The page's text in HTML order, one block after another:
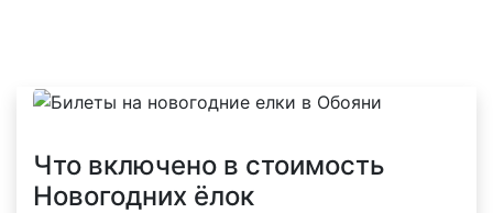
Что включено в стоимость
Новогодних ёлок